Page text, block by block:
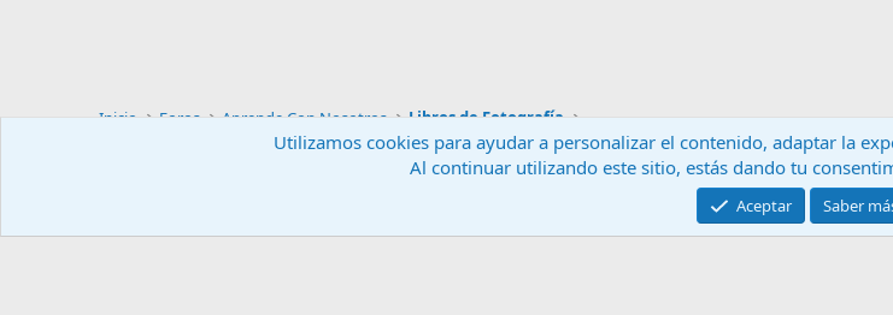
Inicio Foros Aprende Con Nosotros Libros de Fotografía
Community platform by XenForo® © 2010-
Utilizamos cookies para ayudar a personalizar el contenido, adaptar la
Al continuar utilizando este sitio, estás dando tu
Aceptar Saber